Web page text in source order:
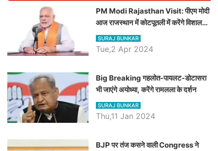
PM Modi Rajasthan Visit: पीएम मोदी
आज राजस्थान में कोटपूतली में करेंगे विशाल
रैली, एक सभा से 8 सीटों पर साधेगें निशाना
SURAJ BUNKAR
Tue,2 Apr 2024
Big Breaking गहलोत-पायलट-डोटासरा
भी जाएंगे अयोध्या, करेंगे रामलला के दर्शन
SURAJ BUNKAR
Thu,11 Jan 2024
BJP पर तंज कसने वाली Congress ने